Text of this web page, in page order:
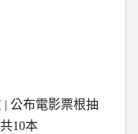
| 公布電影票根抽
10本